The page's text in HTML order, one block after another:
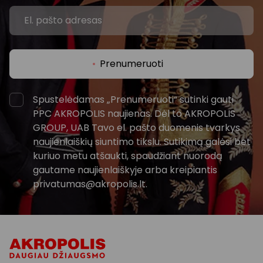
Prenumeruoti
Spustelėdamas „Prenumeruoti“ sutinki gauti
PPC AKROPOLIS naujienas. Dėl to AKROPOLIS
GROUP, UAB Tavo el. pašto duomenis tvarkys
naujienlaiškių siuntimo tikslu. Sutikimą galėsi bet
kuriuo metu atšaukti, spaudžiant nuorodą
gautame naujienlaiškyje arba kreipiantis
privatumas@akropolis.lt.